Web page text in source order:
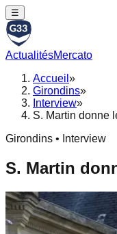
☰
ActualitésMercato
Accueil »
Girondins»
Interview»
S. Martin donne
Girondins • Interview
S. Martin